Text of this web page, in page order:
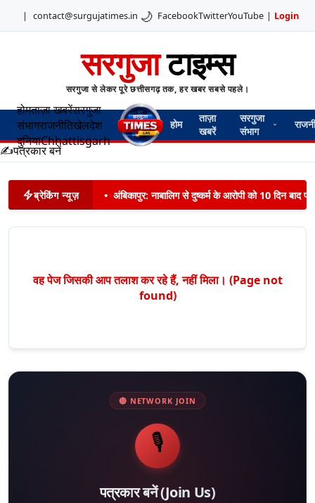
| contact@surgujatimes.in 🌙 FacebookTwitterYouTube | Login
सरगुजाटाइम्स
सरगुजा से लेकर पूरे छत्तीसगढ़ तक, हर खबर सबसे पहले।
होमताज़ा खबरेंसरगुजा
संभागराजनीतिखेलदेश
दुनियाChhattisgarh
होम
ताज़ा
खबरें
सरगुजा
संभाग
✍️पत्रकार बनें
ब्रेकिंग न्यूज़ • अंबिकापुर: नाबालिग से दुष्कर्म के आरोपी को 10 दिन बाद
वह पेज जिसकी आप तलाश कर रहे हैं, नहीं मिला। (Page not
found)
🔴 NETWORK JOIN
🎙️
पत्रकार बनें (Join Us)